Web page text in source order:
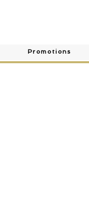
Promotions